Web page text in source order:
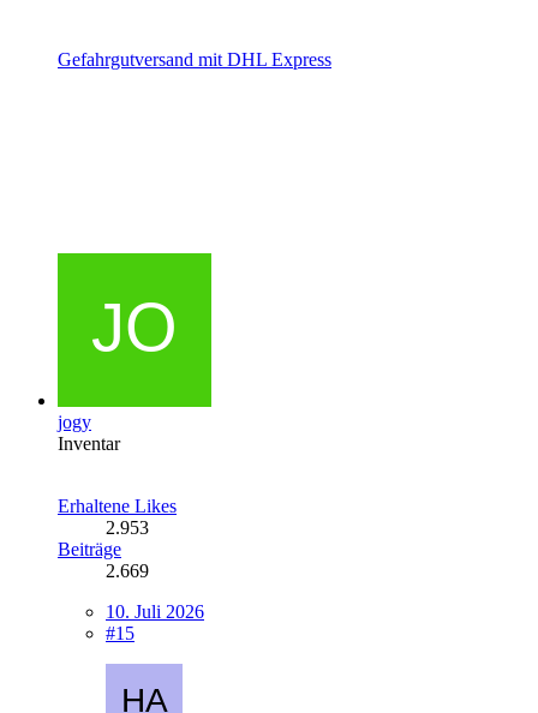
Gefahrgutversand mit DHL Express
jogy
Inventar
Erhaltene Likes
2.953
Beiträge
2.669
10. Juli 2026
#15